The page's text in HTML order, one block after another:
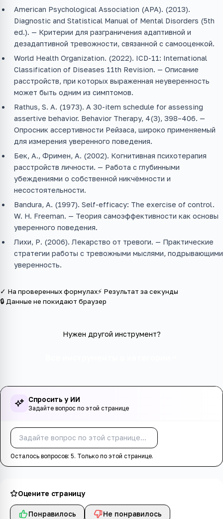
American Psychological Association (APA). (2013).
Diagnostic and Statistical Manual of Mental Disorders (5th
ed.). — Критерии для разграничения адаптивной и
дезадаптивной тревожности, связанной с самооценкой.
World Health Organization. (2022). ICD-11: International
Classification of Diseases 11th Revision. — Описание
расстройств, при которых выраженная неуверенность
может быть одним из симптомов.
Rathus, S. A. (1973). A 30-item schedule for assessing
assertive behavior. Behavior Therapy, 4(3), 398–406. —
Опросник ассертивности Рейзаса, широко применяемый
для измерения уверенного поведения.
Бек, А., Фримен, А. (2002). Когнитивная психотерапия
расстройств личности. — Работа с глубинными
убеждениями о собственной никчёмности и
несостоятельности.
Bandura, A. (1997). Self-efficacy: The exercise of control.
W. H. Freeman. — Теория самоэффективности как основы
уверенного поведения.
Лихи, Р. (2006). Лекарство от тревоги. — Практические
стратегии работы с тревожными мыслями, подрывающими
уверенность.
✓ На проверенных формулах⚡ Результат за секунды
🔒 Данные не покидают браузер
Нужен другой инструмент?
Спросить у ИИ
Задайте вопрос по этой странице
Осталось вопросов: 5. Только по этой странице.
Оцените страницу
Понравилось Не понравилось